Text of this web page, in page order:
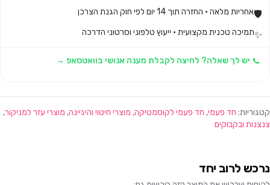
🛡️אחריות מלאה · החזרה תוך 14 יום לפי חוק הגנת הצרכן
✨תמיכה טכנית מקצועית · ייעוץ טלפוני וסרטוני הדרכה
יש לך שאלה? לחיצה לקבלת מענה אנושי בוואטסאפ →
קטגוריות: חד פעמי, חד פעמי לקוסמטיקה, מוצרי חיטוי והיגיינה, מוצרי עזר למניקור,
צנצנות ובקבוקים
נרכש לרוב יחד